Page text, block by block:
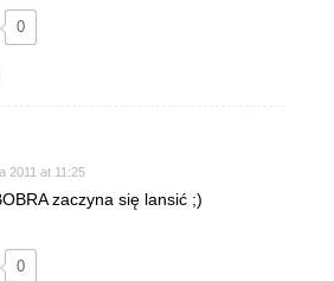
0
2011 at 11:25
zaczyna się lansić ;)
0